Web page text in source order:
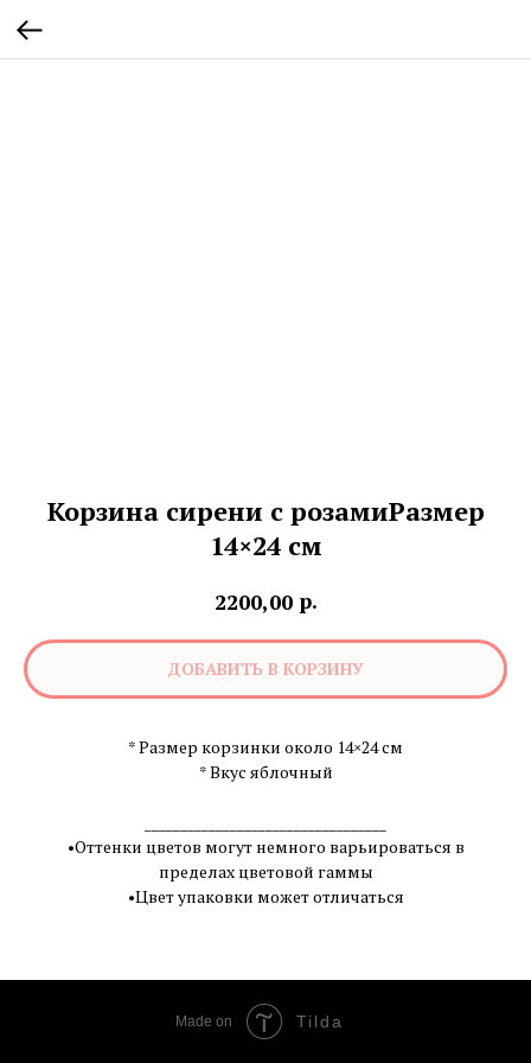
Корзина сирени с розамиРазмер
14×24 см
2200,00 р.
ДОБАВИТЬ В КОРЗИНУ
* Размер корзинки около 14×24 см
* Вкус яблочный
•Оттенки цветов могут немного варьироваться в
пределах цветовой гаммы
•Цвет упаковки может отличаться
Made on Tilda